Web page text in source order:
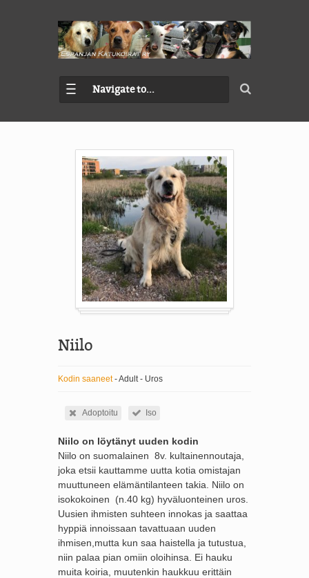
Navigate to...
Niilo
Kodin saaneet- Adult - Uros
Adoptoitu Iso
Niilo on löytänyt uuden kodin
Niilo on suomalainen 8v. kultainennoutaja,
joka etsii kauttamme uutta kotia omistajan
muuttuneen elämäntilanteen takia. Niilo on
isokokoinen (n.40 kg) hyväluonteinen uros.
Uusien ihmisten suhteen innokas ja saattaa
hyppiä innoissaan tavattuaan uuden
ihmisen,mutta kun saa haistella ja tutustua,
niin palaa pian omiin oloihinsa. Ei hauku
muita koiria, muutenkin haukkuu erittäin